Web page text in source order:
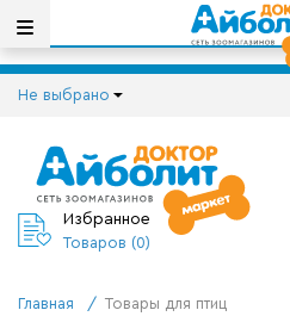
Не выбрано
Избранное
Товаров (0)
Главная / Товары для птиц